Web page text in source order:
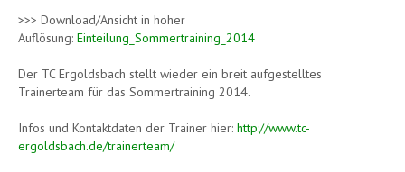
>>> Download/Ansicht in hoher
Auflösung: Einteilung_Sommertraining_2014
Der TC Ergoldsbach stellt wieder ein breit aufgestelltes
Trainerteam für das Sommertraining 2014.
Infos und Kontaktdaten der Trainer hier: http://www.tc-
ergoldsbach.de/trainerteam/